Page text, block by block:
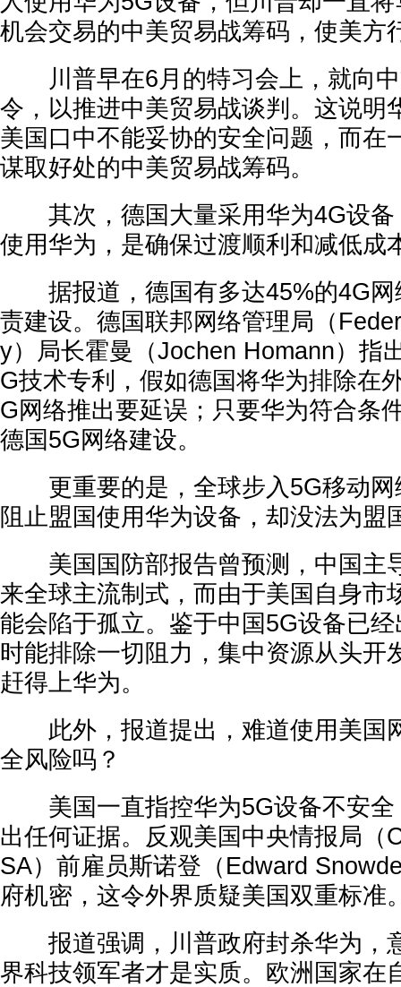
机会交易的中美贸易战筹码，使美方
川普早在6月的特习会上，就向中
令，以推进中美贸易战谈判。这说明
美国口中不能妥协的安全问题，而在
谋取好处的中美贸易战筹码。
其次，德国大量采用华为4G设备
使用华为，是确保过渡顺利和减低成
据报道，德国有多达45%的4G网
责建设。德国联邦网络管理局（
y）局长霍曼（Jochen Homann）指
G技术专利，假如德国将华为排除在
G网络推出要延误；只要华为符合条
德国5G网络建设。
更重要的是，全球步入5G移动网
阻止盟国使用华为设备，却没法为盟
美国国防部报告曾预测，中国主
来全球主流制式，而由于美国自身市
能会陷于孤立。鉴于中国5G设备已
时能排除一切阻力，集中资源从头开
赶得上华为。
此外，报道提出，难道使用美国
全风险吗？
美国一直指控华为5G设备不安全
出任何证据。反观美国中央情报局（
SA）前雇员斯诺登（Edward
府机密，这令外界质疑美国双重标准
报道强调，川普政府封杀华为，
界科技领军者才是实质。欧洲国家在